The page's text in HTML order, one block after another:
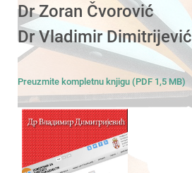
Dr Zoran Čvorović
Dr Vladimir Dimitrijević
Preuzmite kompletnu knjigu (PDF 1,5 MB)